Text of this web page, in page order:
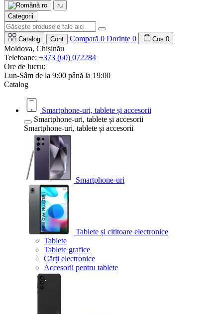
ro
ru
Categorii
Catalog Cont Compară 0 Dorințe 0 Coș 0
Moldova, Chișinău
Telefoane: +373 (60) 072284
Ore de lucru:
Lun-Sâm de la 9:00 până la 19:00
Catalog
Smartphone-uri, tablete și accesorii
Smartphone-uri, tablete și accesorii
Smartphone-uri, tablete și accesorii
Smartphone-uri
Tablete și cititoare electronice
Tablete
Tablete grafice
Cărți electronice
Accesorii pentru tablete